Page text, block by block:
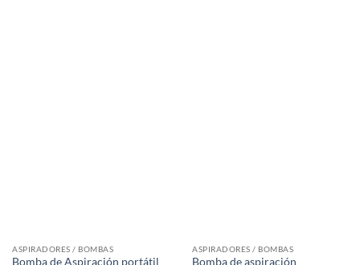
ASPIRADORES / BOMBAS
Bomba de Aspiración portátil
ASPIRADORES / BOMBAS
Bomba de aspiración